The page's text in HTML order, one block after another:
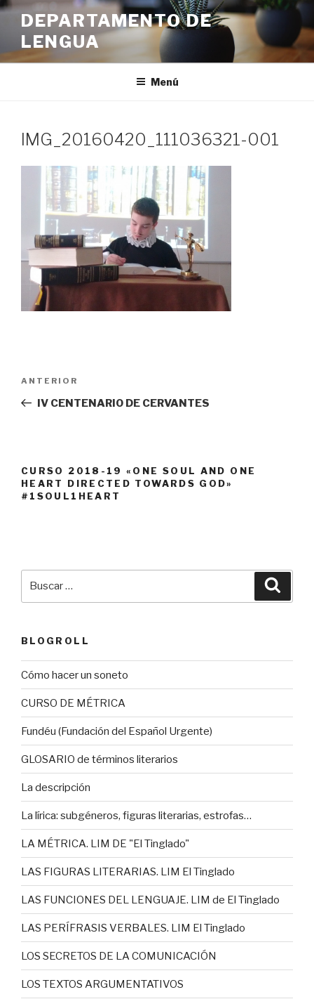
Ir
contenido
DEPARTAMENTO DE
LENGUA
Menú
IMG_20160420_111036321-001
entradas
Entrada
anterior:
ANTERIOR
IV CENTENARIO DE CERVANTES
CURSO 2018-19 «ONE SOUL AND ONE
HEART DIRECTED TOWARDS GOD»
#1SOUL1HEART
BLOGROLL
Cómo hacer un soneto
CURSO DE MÉTRICA
Fundéu (Fundación del Español Urgente)
GLOSARIO de términos literarios
La descripción
La lírica: subgéneros, figuras literarias, estrofas…
LA MÉTRICA. LIM DE "El Tinglado"
LAS FIGURAS LITERARIAS. LIM El Tinglado
LAS FUNCIONES DEL LENGUAJE. LIM de El Tinglado
LAS PERÍFRASIS VERBALES. LIM El Tinglado
LOS SECRETOS DE LA COMUNICACIÓN
LOS TEXTOS ARGUMENTATIVOS